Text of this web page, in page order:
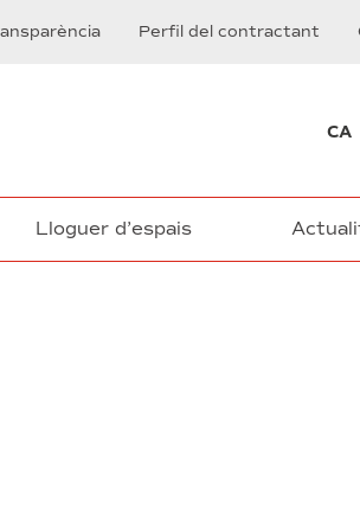
Perfil del contractant
CA
Lloguer d’espais